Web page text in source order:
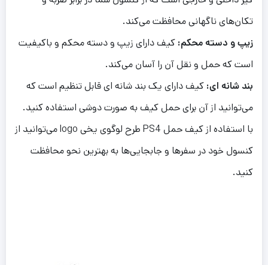
تکان‌های ناگهانی محافظت می‌کند.
زیپ و دسته محکم: کیف دارای زیپ و دسته محکم و باکیفیت
است که حمل و نقل آن را آسان می‌کند.
بند شانه ای: کیف دارای یک بند شانه ای قابل تنظیم است که
می‌توانید از آن برای حمل کیف به صورت دوشی استفاده کنید.
با استفاده از کیف حمل PS4 طرح لوگوی یخی logo می‌توانید از
کنسول خود در سفرها و جابجایی‌ها به بهترین نحو محافظت
کنید.